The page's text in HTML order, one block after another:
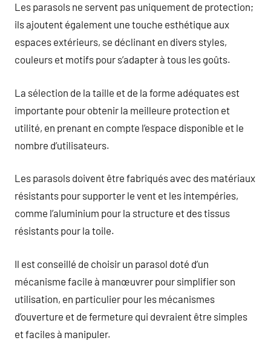
Les parasols ne servent pas uniquement de protection;
ils ajoutent également une touche esthétique aux
espaces extérieurs, se déclinant en divers styles,
couleurs et motifs pour s’adapter à tous les goûts.
La sélection de la taille et de la forme adéquates est
importante pour obtenir la meilleure protection et
utilité, en prenant en compte l’espace disponible et le
nombre d’utilisateurs.
Les parasols doivent être fabriqués avec des matériaux
résistants pour supporter le vent et les intempéries,
comme l’aluminium pour la structure et des tissus
résistants pour la toile.
Il est conseillé de choisir un parasol doté d’un
mécanisme facile à manœuvrer pour simplifier son
utilisation, en particulier pour les mécanismes
d’ouverture et de fermeture qui devraient être simples
et faciles à manipuler.